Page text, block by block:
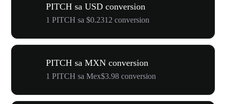
PITCH sa USD conversion
1 PITCH sa $0.2312 conversion
PITCH sa MXN conversion
1 PITCH sa Mex$3.98 conversion